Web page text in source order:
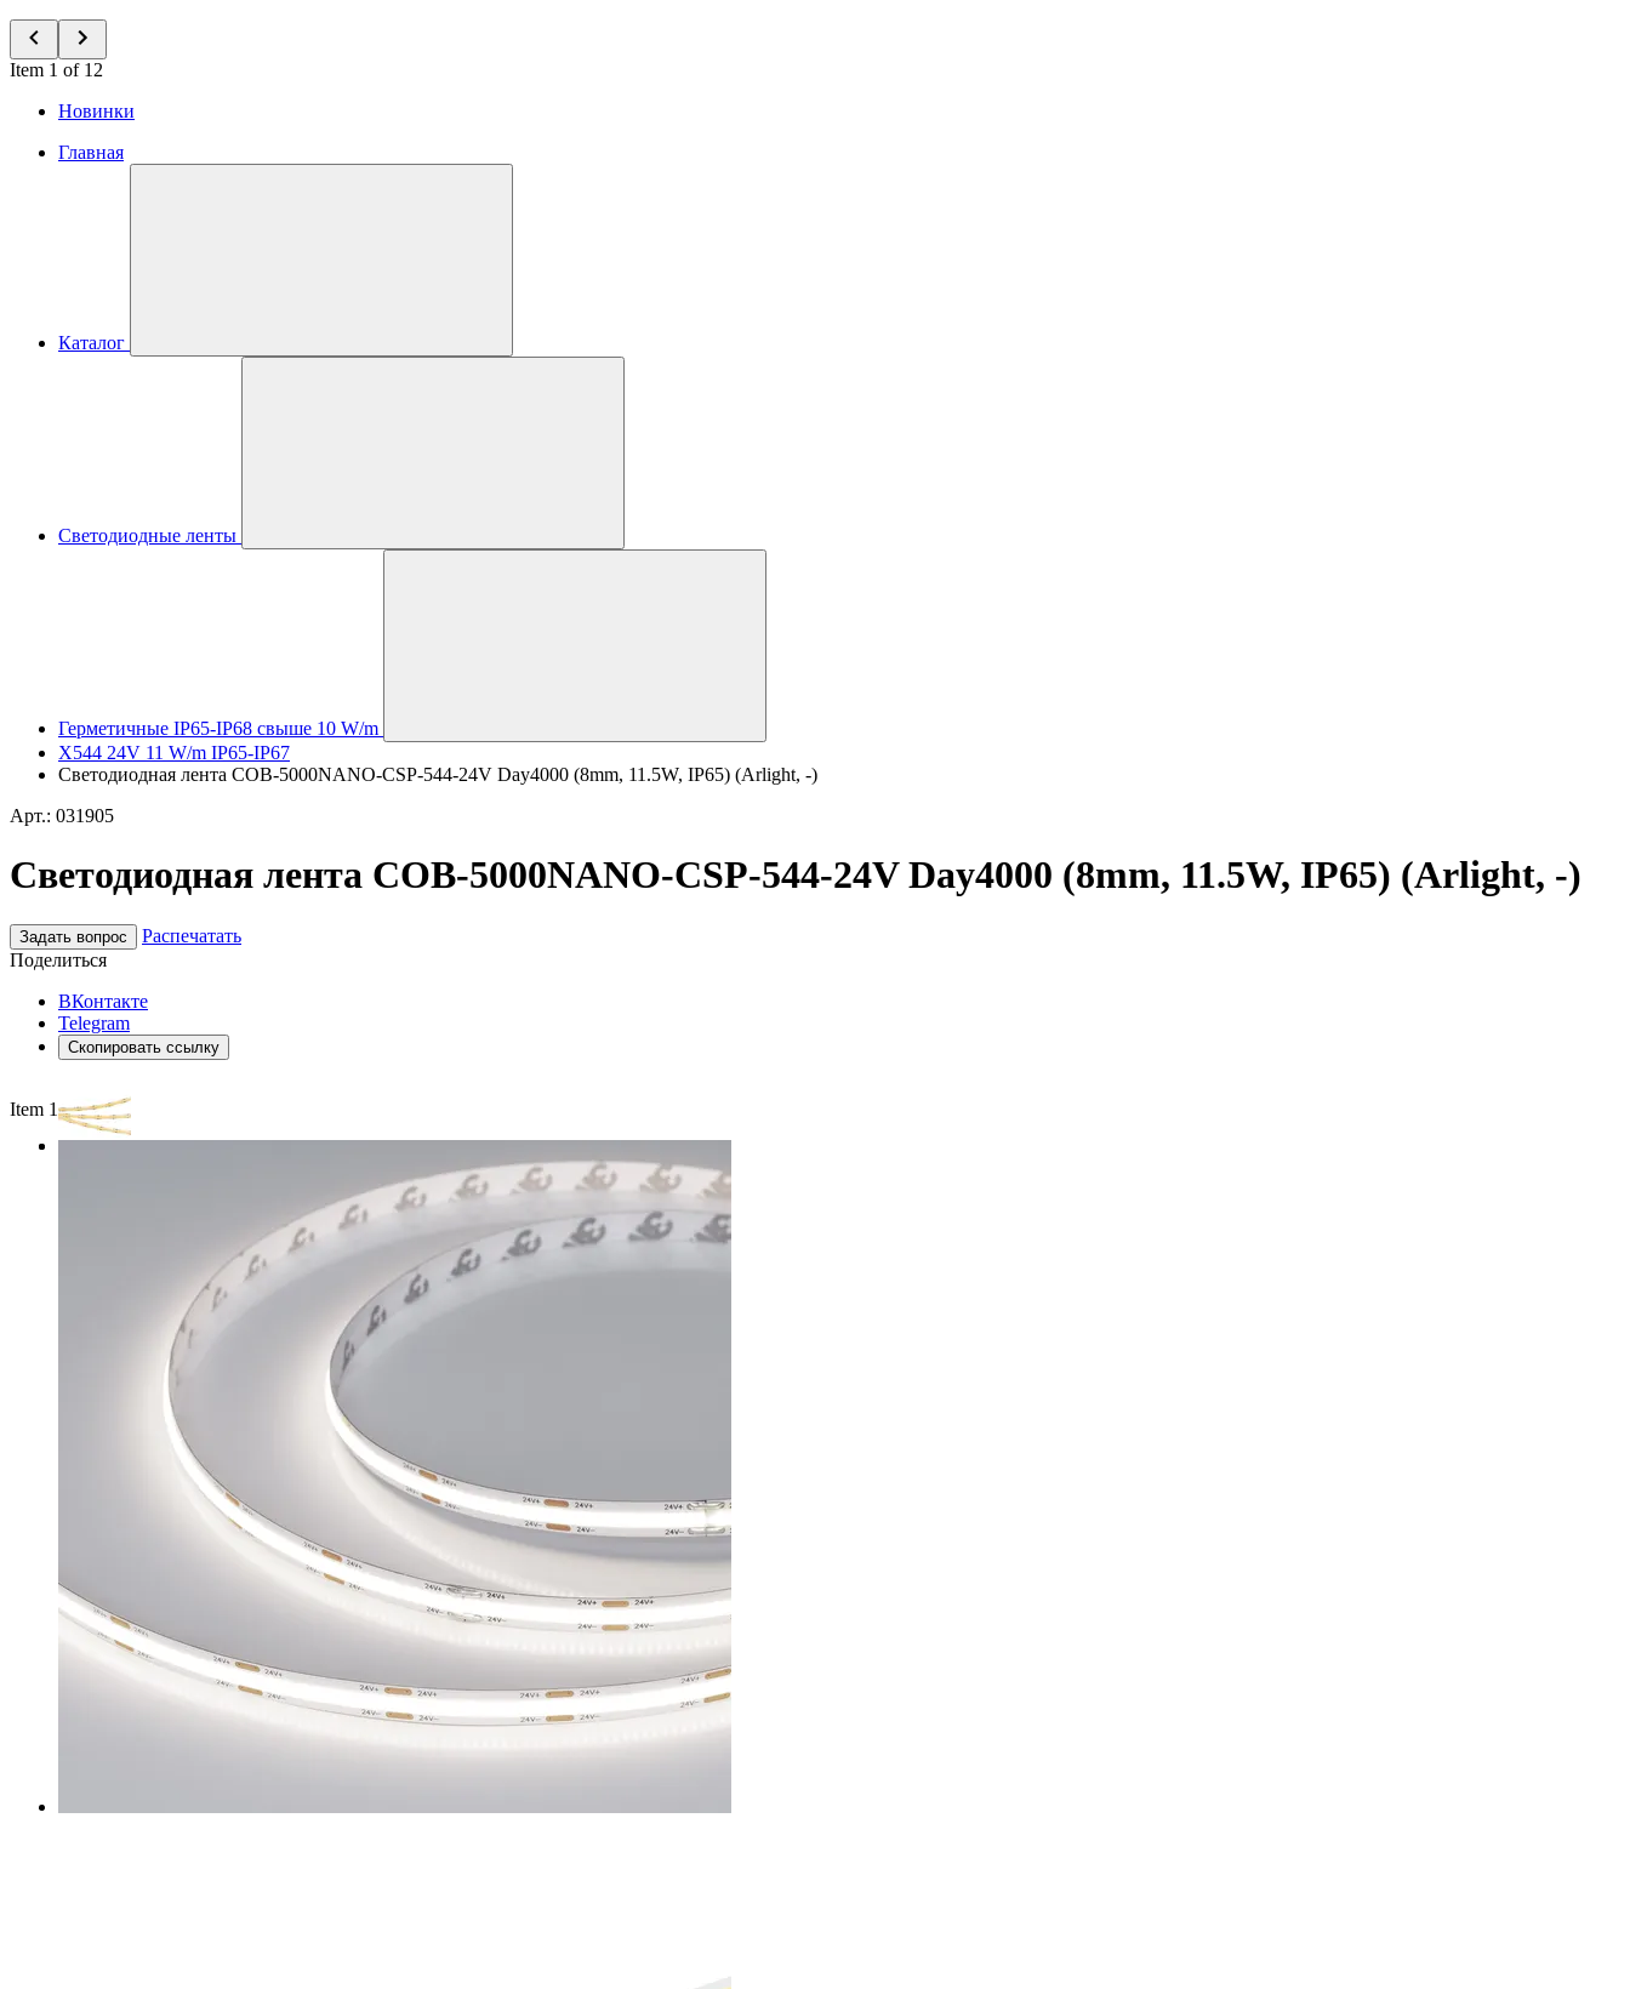
Item 1 of 12
Новинки
Главная
Каталог
Светодиодные ленты
Герметичные IP65-IP68 свыше 10 W/m
X544 24V 11 W/m IP65-IP67
Светодиодная лента COB-5000NANO-CSP-544-24V Day4000 (8mm, 11.5W, IP65) (Arlight, -)
Арт.: 031905
Светодиодная лента COB-5000NANO-CSP-544-24V Day4000 (8mm, 11.5W, IP65) (Arlight, -)
Задать вопрос
Распечатать
Поделиться
ВКонтакте
Telegram
Скопировать ссылку
Item 1 of 2